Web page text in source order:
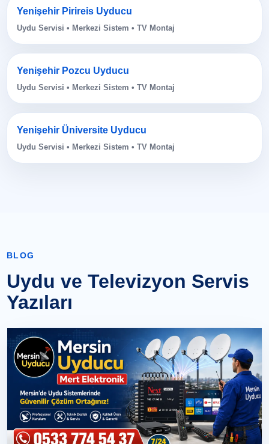
Yenişehir Pirireis Uyducu
Uydu Servisi • Merkezi Sistem • TV Montaj
Yenişehir Pozcu Uyducu
Uydu Servisi • Merkezi Sistem • TV Montaj
Yenişehir Üniversite Uyducu
Uydu Servisi • Merkezi Sistem • TV Montaj
BLOG
Uydu ve Televizyon Servis
Yazıları